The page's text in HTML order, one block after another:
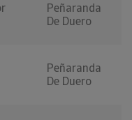
Peñaranda
De Duero
Peñaranda
De Duero